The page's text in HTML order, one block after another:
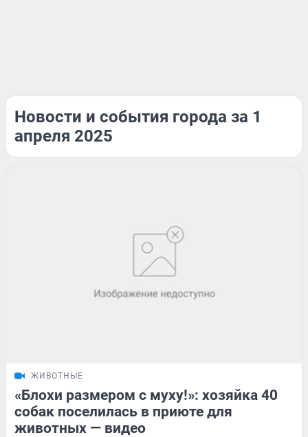
Новости и события города за 1
апреля 2025
ЖИВОТНЫЕ
«Блохи размером с муху!»: хозяйка 40
собак поселилась в приюте для
животных — видео